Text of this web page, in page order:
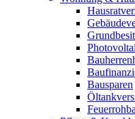
Bausparen